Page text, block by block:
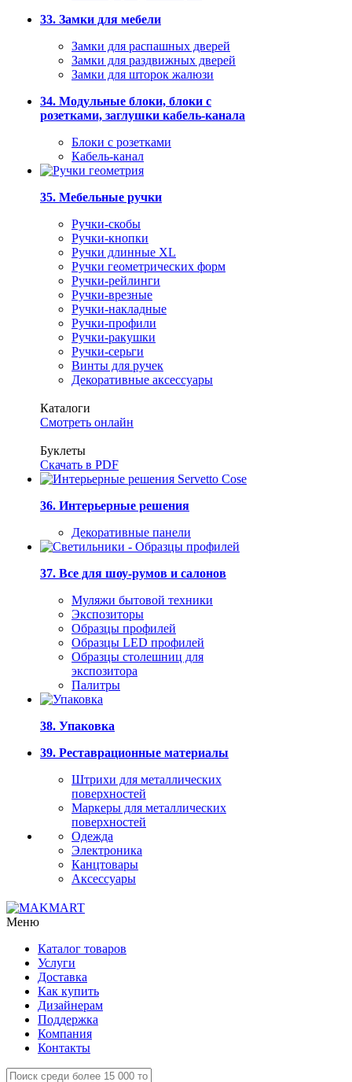
33. Замки для мебели
Замки для распашных дверей
Замки для раздвижных дверей
Замки для шторок жалюзи
34. Модульные блоки, блоки с
розетками, заглушки кабель-канала
Блоки с розетками
Кабель-канал
35. Мебельные ручки
Ручки-скобы
Ручки-кнопки
Ручки длинные XL
Ручки геометрических форм
Ручки-рейлинги
Ручки-врезные
Ручки-накладные
Ручки-профили
Ручки-ракушки
Ручки-серьги
Винты для ручек
Декоративные аксессуары
Каталоги
Смотреть онлайн
Буклеты
Скачать в PDF
36. Интерьерные решения
Декоративные панели
37. Все для шоу-румов и салонов
Муляжи бытовой техники
Экспозиторы
Образцы профилей
Образцы LED профилей
Образцы столешниц для
экспозитора
Палитры
38. Упаковка
39. Реставрационные материалы
Штрихи для металлических
поверхностей
Маркеры для металлических
поверхностей
Одежда
Электроника
Канцтовары
Аксессуары
Меню
Каталог товаров
Услуги
Доставка
Как купить
Дизайнерам
Поддержка
Компания
Контакты